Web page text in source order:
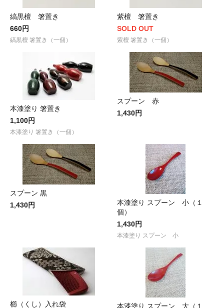
縞黒檀 箸置き
660円
縞黒檀 箸置き（一個）
紫檀 箸置き
SOLD OUT
紫檀 箸置き（一個）
本漆塗り 箸置き
1,100円
本漆塗り 箸置き（一個）
スプーン 赤
1,430円
スプーン 黒
1,430円
本漆塗り スプーン 小（１
個）
1,430円
本漆塗り スプーン 小
櫛（くし）入れ袋
本漆塗り スプーン 大（１